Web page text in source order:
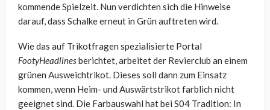
kommende Spielzeit. Nun verdichten sich die Hinweise
darauf, dass Schalke erneut in Grün auftreten wird.
Wie das auf Trikotfragen spezialisierte Portal
FootyHeadlinesberichtet, arbeitet der Revierclub an einem
grünen Ausweichtrikot. Dieses soll dann zum Einsatz
kommen, wenn Heim- und Auswärtstrikot farblich nicht
geeignet sind. Die Farbauswahl hat bei S04 Tradition: In